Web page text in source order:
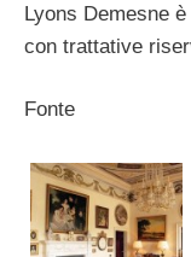
Lyons Demesne
con trattative
Fonte